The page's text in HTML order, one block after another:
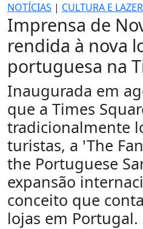
NOTÍCIAS | CULTURA E LAZER
Imprensa de
rendida à nova
portuguesa na
Inaugurada em
que a Times
tradicionalmente
turistas, a 'The
the Portuguese
expansão
conceito que
lojas em Portugal.